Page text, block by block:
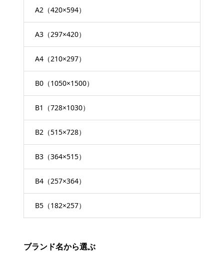
A2（420×594）
A3（297×420）
A4（210×297）
B0（1050×1500）
B1（728×1030）
B2（515×728）
B3（364×515）
B4（257×364）
B5（182×257）
ブランド名から選ぶ